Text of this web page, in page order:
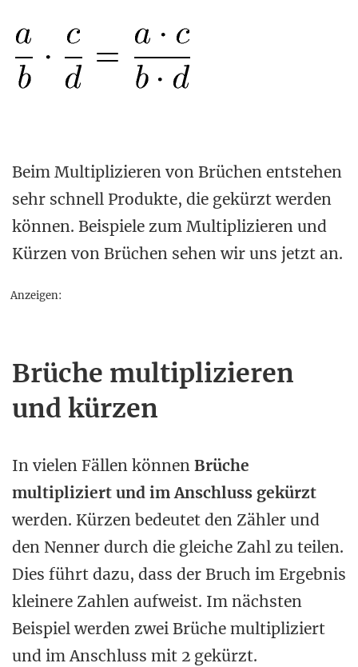
Beim Multiplizieren von Brüchen entstehen
sehr schnell Produkte, die gekürzt werden
können. Beispiele zum Multiplizieren und
Kürzen von Brüchen sehen wir uns jetzt an.
Anzeigen:
Brüche multiplizieren
und kürzen
In vielen Fällen können Brüche
multipliziert und im Anschluss gekürzt
werden. Kürzen bedeutet den Zähler und
den Nenner durch die gleiche Zahl zu teilen.
Dies führt dazu, dass der Bruch im Ergebnis
kleinere Zahlen aufweist. Im nächsten
Beispiel werden zwei Brüche multipliziert
und im Anschluss mit 2 gekürzt.